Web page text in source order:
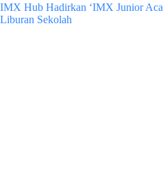
IMX Hub Hadirkan ‘IMX Junior
Liburan Sekolah